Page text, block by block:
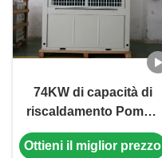
74KW di capacità di
riscaldamento Pompa
di calore monoblocco
multifunzione con
Ottieni il miglior prezzo